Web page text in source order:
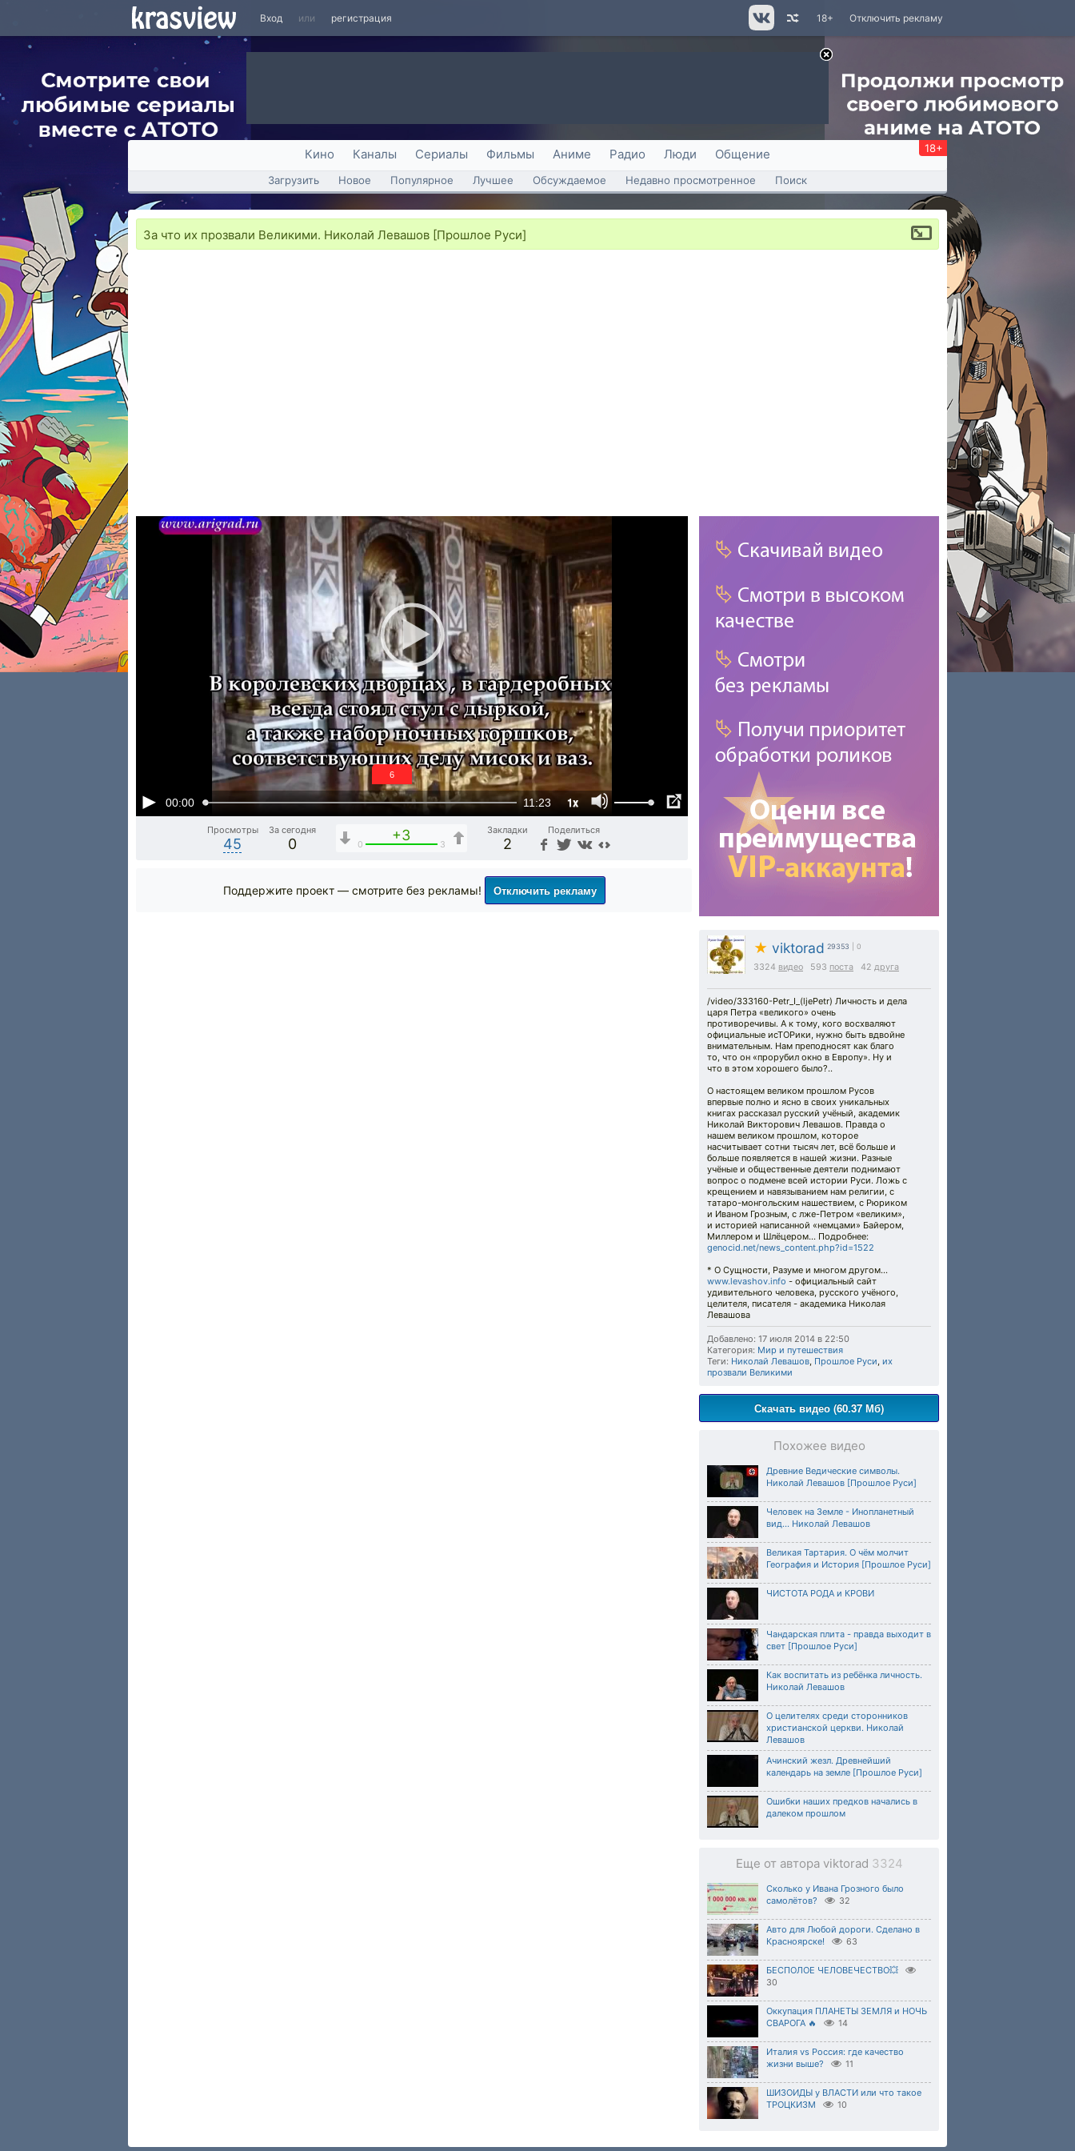
Вход или регистрация Отключить рекламу
18+
Кино Каналы Сериалы Фильмы Аниме Радио Люди Общение 18+
Загрузить Новое Популярное Лучшее Обсуждаемое Недавно просмотренное Поиск
За что их прозвали Великими. Николай Левашов [Прошлое Руси]
00:00 11:23 1x
5
Просмотры
45
За сегодня
0
+3
0 3
Закладки
2
Поделиться
★ viktorad 29353 | 0
3324 видео 593 поста 42 друга
/video/333160-Petr_I_(ljePetr) Личность и дела
царя Петра «великого» очень
противоречивы. А к тому, кого восхваляют
официальные исТОРики, нужно быть вдвойне
внимательным. Нам преподносят как благо
то, что он «прорубил окно в Европу». Ну и
что в этом хорошего было?..
О настоящем великом прошлом Русов
впервые полно и ясно в своих уникальных
книгах рассказал русский учёный, академик
Николай Викторович Левашов. Правда о
нашем великом прошлом, которое
насчитывает сотни тысяч лет, всё больше и
больше появляется в нашей жизни. Разные
учёные и общественные деятели поднимают
вопрос о подмене всей истории Руси. Ложь с
крещением и навязыванием нам религии, с
татаро-монгольским нашествием, с Рюриком
и Иваном Грозным, с лже-Петром «великим»,
и историей написанной «немцами» Байером,
Миллером и Шлёцером... Подробнее:
genocid.net/news_content.php?id=1522
* О Сущности, Разуме и многом другом...
www.levashov.info - официальный сайт
удивительного человека, русского учёного,
целителя, писателя - академика Николая
Левашова
Добавлено: 17 июля 2014 в 22:50
Категория: Мир и путешествия
Теги: Николай Левашов, Прошлое Руси, их
прозвали Великими
Скачать видео (60.37 Мб)
Похожее видео
Древние Ведические символы.
Николай Левашов [Прошлое Руси]
Человек на Земле - Инопланетный
вид... Николай Левашов
Великая Тартария. О чём молчит
География и История [Прошлое Руси]
ЧИСТОТА РОДА и КРОВИ
Чандарская плита - правда выходит в
свет [Прошлое Руси]
Как воспитать из ребёнка личность.
Николай Левашов
О целителях среди сторонников
христианской церкви. Николай
Левашов
Ачинский жезл. Древнейший
календарь на земле [Прошлое Руси]
Ошибки наших предков начались в
далеком прошлом
Еще от автора viktorad 3324
Сколько у Ивана Грозного было
самолётов?
32
Авто для Любой дороги. Сделано в
Красноярске!
63
БЕСПОЛОЕ ЧЕЛОВЕЧЕСТВО💥
30
Оккупация ПЛАНЕТЫ ЗЕМЛЯ и НОЧЬ
СВАРОГА 🔥
14
Италия vs Россия: где качество
жизни выше?
11
ШИЗОИДЫ у ВЛАСТИ или что такое
ТРОЦКИЗМ
10
Поддержите проект — смотрите без рекламы! Отключить рекламу